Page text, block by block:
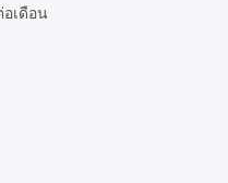
เดือน